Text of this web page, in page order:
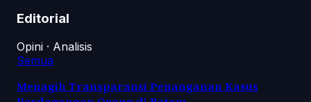
Editorial
Opini · Analisis
Semua
Menagih Transparansi Penanganan Kasus